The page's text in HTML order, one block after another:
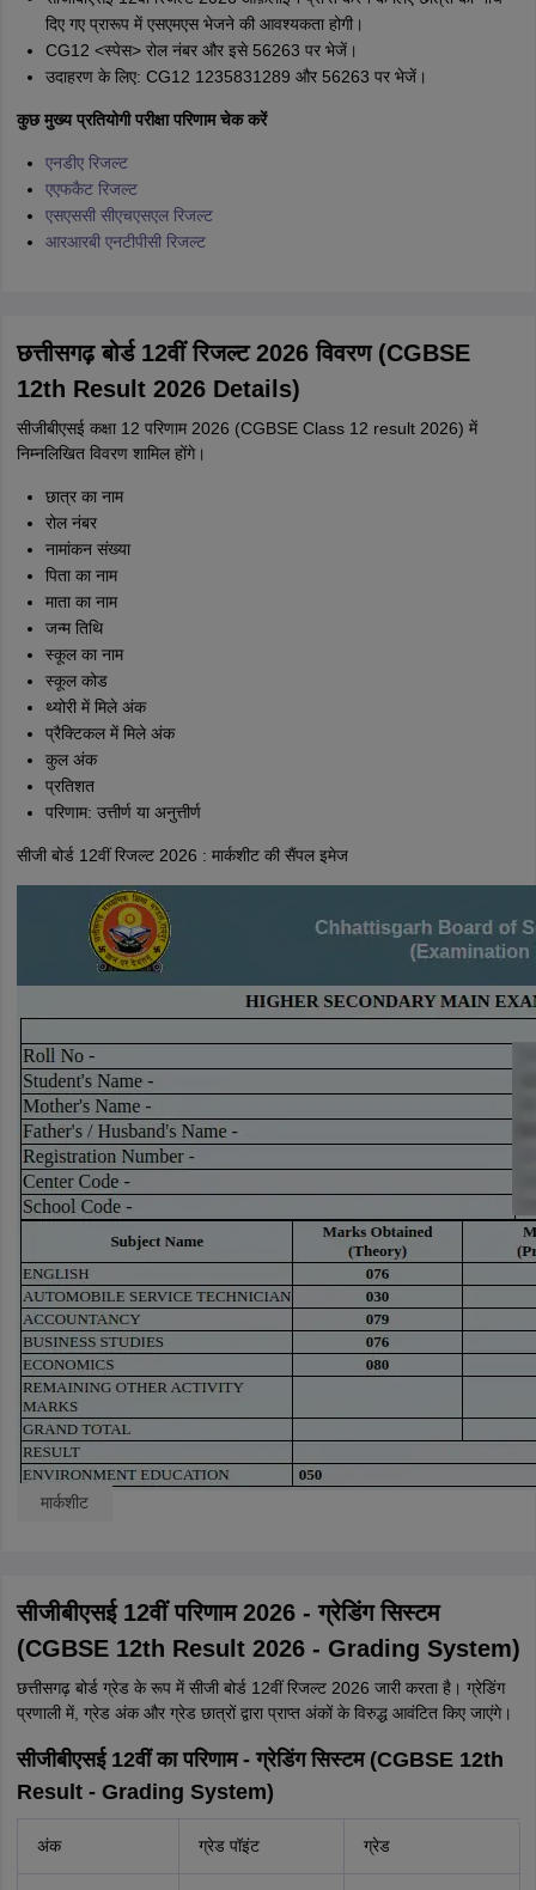
दिए गए प्रारूप में एसएमएस भेजने की आवश्यकता होगी।
CG12 <स्पेस> रोल नंबर और इसे 56263 पर भेजें।
उदाहरण के लिए: CG12 1235831289 और 56263 पर भेजें।
कुछ मुख्य प्रतियोगी परीक्षा परिणाम चेक करें
एनडीए रिजल्ट
एएफकैट रिजल्ट
एसएससी सीएचएसएल रिजल्ट
आरआरबी एनटीपीसी रिजल्ट
छत्तीसगढ़ बोर्ड 12वीं रिजल्ट 2026 विवरण (CGBSE
12th Result 2026 Details)
सीजीबीएसई कक्षा 12 परिणाम 2026 (CGBSE Class 12 result 2026) में
निम्नलिखित विवरण शामिल होंगे।
छात्र का नाम
रोल नंबर
नामांकन संख्या
पिता का नाम
माता का नाम
जन्म तिथि
स्कूल का नाम
स्कूल कोड
थ्योरी में मिले अंक
प्रैक्टिकल में मिले अंक
कुल अंक
प्रतिशत
परिणाम: उत्तीर्ण या अनुत्तीर्ण
सीजी बोर्ड 12वीं रिजल्ट 2026 : मार्कशीट की सैंपल इमेज
मार्कशीट
सीजीबीएसई 12वीं परिणाम 2026 - ग्रेडिंग सिस्टम
(CGBSE 12th Result 2026 - Grading System)
छत्तीसगढ़ बोर्ड ग्रेड के रूप में सीजी बोर्ड 12वीं रिजल्ट 2026 जारी करता है। ग्रेडिंग
प्रणाली में, ग्रेड अंक और ग्रेड छात्रों द्वारा प्राप्त अंकों के विरुद्ध आवंटित किए जाएंगे।
सीजीबीएसई 12वीं का परिणाम - ग्रेडिंग सिस्टम (CGBSE 12th
Result - Grading System)
अंक ग्रेड पॉइंट ग्रेड